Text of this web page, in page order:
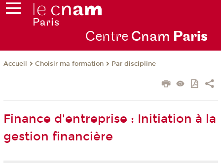
Centre Cnam Paris
Accueil Choisir ma formation Par discipline
Finance d'entreprise : Initiation à la
gestion financière